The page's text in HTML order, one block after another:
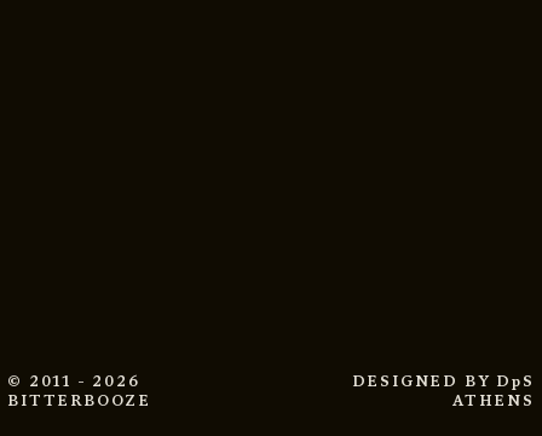
© 2011 - 2026
BITTERBOOZE
DESIGNED BY DpS
ATHENS